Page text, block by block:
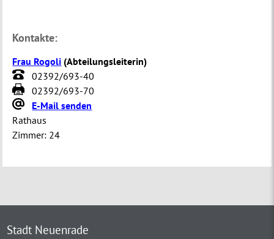
Kontakte:
Frau Rogoli (Abteilungsleiterin)
02392/693-40
02392/693-70
E-Mail senden
Rathaus
Zimmer: 24
Stadt Neuenrade